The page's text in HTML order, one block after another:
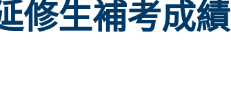
修生補考成績